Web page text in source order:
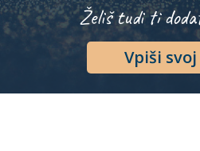
Želiš tudi ti
Vpiši